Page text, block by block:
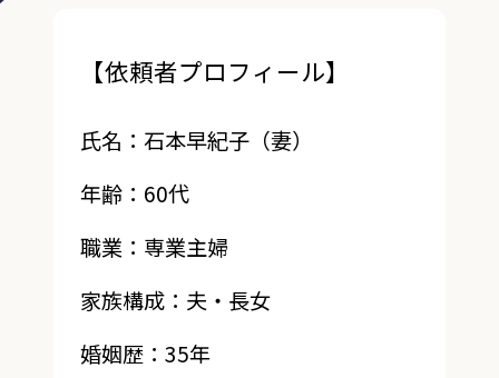
【依頼者プロフィール】
氏名：石本早紀子（妻）
年齢：60代
職業：専業主婦
家族構成：夫・長女
婚姻歴：35年